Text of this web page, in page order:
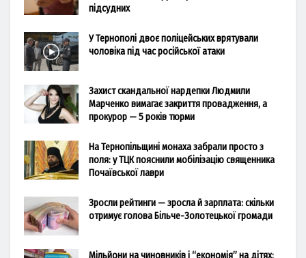
підсудних
У Тернополі двоє поліцейських врятували
чоловіка під час російської атаки
Захист скандальної нардепки Людмили
Марченко вимагає закриття провадження, а
прокурор — 5 років тюрми
На Тернопільщині монаха забрали просто з
поля: у ТЦК пояснили мобілізацію священника
Почаївської лаври
Зросли рейтинги — зросла й зарплата: скільки
отримує голова Більче-Золотецької громади